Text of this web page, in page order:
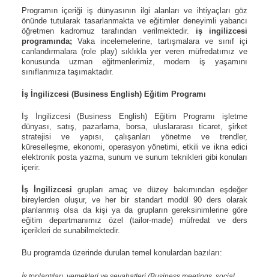
Programın içeriği iş dünyasının ilgi alanları ve ihtiyaçları göz
önünde tutularak tasarlanmakta ve eğitimler deneyimli yabancı
öğretmen kadromuz tarafından verilmektedir.
iş ingilizcesi
programında; Vaka incelemelerine, tartışmalara ve sınıf içi
canlandırmalara (role play) sıklıkla yer veren müfredatımız ve
konusunda uzman eğitmenlerimiz, modern iş yaşamını
sınıflarımıza taşımaktadır.
İş İngilizcesi (Business English) Eğitim Programı
İş İngilizcesi (Business English) Eğitim Programı işletme
dünyası, satış, pazarlama, borsa, uluslararası ticaret, şirket
stratejisi ve yapısı, çalışanları yönetme ve trendler,
küreselleşme, ekonomi, operasyon yönetimi, etkili ve ikna edici
elektronik posta yazma, sunum ve sunum teknikleri gibi konuları
içerir.
İş İngilizcesi grupları amaç ve düzey bakımından eşdeğer
bireylerden oluşur, ve her bir standart modül 90 ders olarak
planlanmış olsa da kişi ya da grupların gereksinimlerine göre
eğitim departmanımız özel (tailor-made) müfredat ve ders
içerikleri de sunabilmektedir.
Bu programda üzerinde durulan temel konulardan bazıları: